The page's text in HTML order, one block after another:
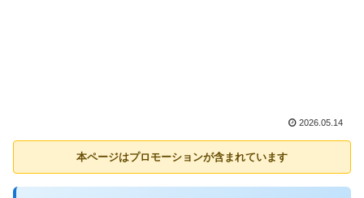
2026.05.14
本ページはプロモーションが含まれています